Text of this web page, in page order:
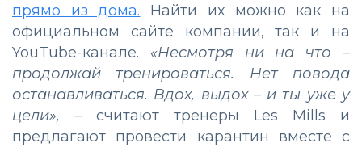
прямо из дома. Найти их можно как на
официальном сайте компании, так и на
YouTube-канале. «Несмотря ни на что –
продолжай тренироваться. Нет повода
останавливаться. Вдох, выдох – и ты уже у
цели»,
– считают тренеры Les Mills и
предлагают провести карантин вместе с